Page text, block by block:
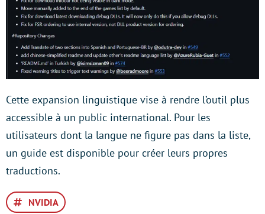
Cette expansion linguistique vise à rendre l’outil plus
accessible à un public international. Pour les
utilisateurs dont la langue ne figure pas dans la liste,
un guide est disponible pour créer leurs propres
traductions.
NVIDIA